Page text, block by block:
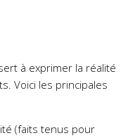
à exprimer la réalité
Voici les principales
(faits tenus pour